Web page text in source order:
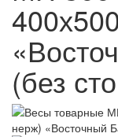
(без